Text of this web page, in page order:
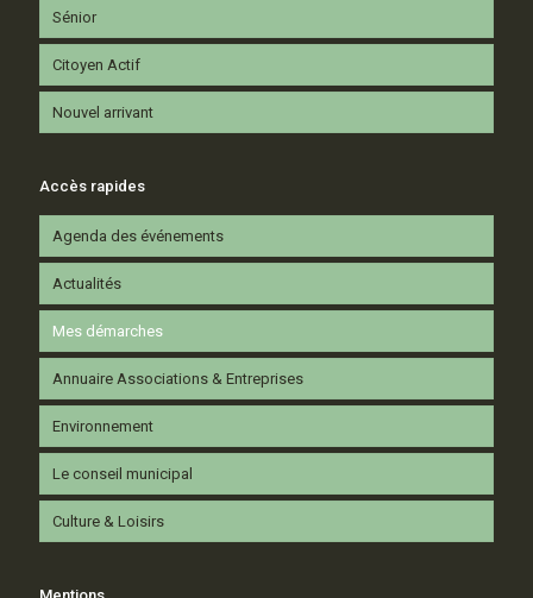
Sénior
Citoyen Actif
Nouvel arrivant
Accès rapides
Agenda des événements
Actualités
Mes démarches
Annuaire Associations & Entreprises
Environnement
Le conseil municipal
Culture & Loisirs